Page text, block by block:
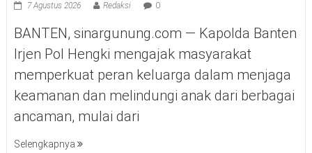
7 Agustus 2026 Redaksi 0
BANTEN, sinargunung.com — Kapolda Banten
Irjen Pol Hengki mengajak masyarakat
memperkuat peran keluarga dalam menjaga
keamanan dan melindungi anak dari berbagai
ancaman, mulai dari
Selengkapnya